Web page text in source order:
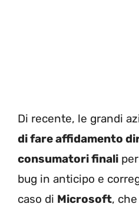
Di recente, le grandi
di fare affidamento
consumatori finali
bug in anticipo e
caso di Microsoft,